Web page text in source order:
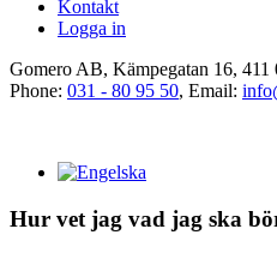
Kontakt
Logga in
Gomero AB, Kämpegatan 16, 411
Phone: 031 - 80 95 50, Email:
Hur vet jag vad jag ska